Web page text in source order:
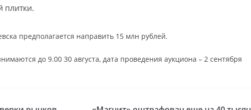
плитки.
предполагается направить 15 млн рублей.
до 9.00 30 августа, дата проведения аукциона – 2 сентября